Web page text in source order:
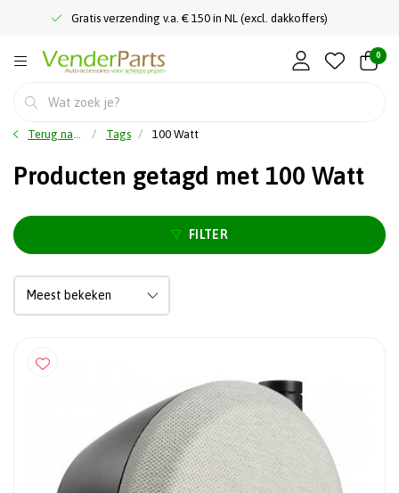
Gratis verzending v.a. € 150 in NL (excl. dakkoffers)
0
Terug naar home Tags 100 Watt
Producten getagd met 100 Watt
FILTER